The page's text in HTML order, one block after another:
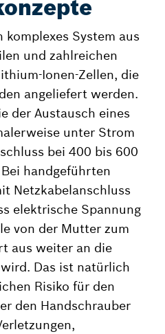
System aus
und zahlreichen
Ionen-Zellen, die
angeliefert werden.
der Austausch eines
unter Strom
bei 400 bis 600
handgeführten
Netzkabelanschluss
elektrische Spannung
von der Mutter zum
aus weiter an die
Das ist natürlich
Risiko für den
den Handschrauber